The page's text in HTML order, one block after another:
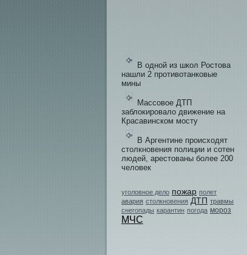
В одной из школ Ростова
нашли 2 противотанковые
мины
Массовое ДТП
заблокировало движение на
Красавинском мосту
В Аргентине происходят
столкновения полиции и сотен
людей, арестованы более 200
человек
уголовное дело пожар полет
авария столкновения ДТП травмы
снегопады карантин погода мороз
МЧС